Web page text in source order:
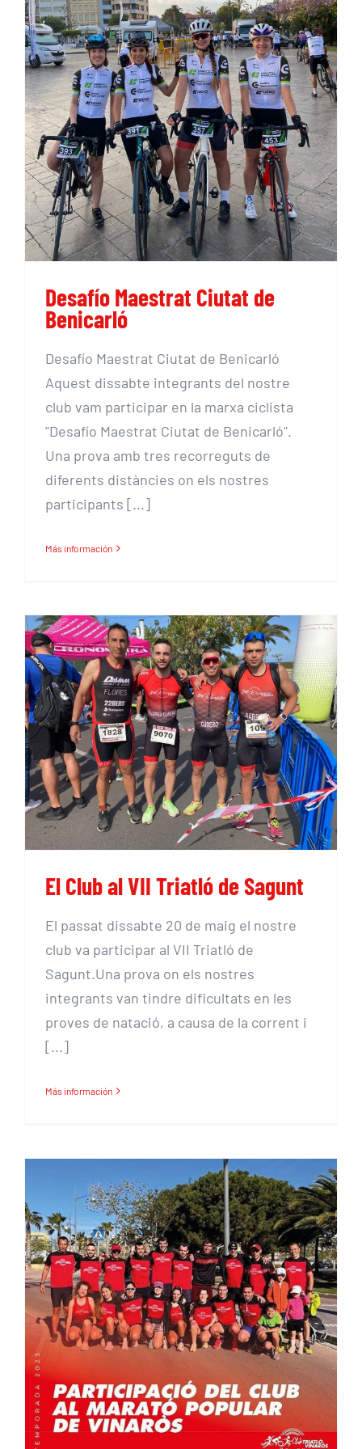
Desafío Maestrat Ciutat de
Benicarló
Desafío Maestrat Ciutat de
Benicarló
Desafío Maestrat Ciutat de Benicarló
Aquest dissabte integrants del nostre
club vam participar en la marxa ciclista
"Desafío Maestrat Ciutat de Benicarló".
Una prova amb tres recorreguts de
diferents distàncies on els nostres
participants [...]
Más información
El Club al VII Triatló de Sagunt
El Club al VII Triatló de Sagunt
El passat dissabte 20 de maig el nostre
club va participar al VII Triatló de
Sagunt.Una prova on els nostres
integrants van tindre dificultats en les
proves de natació, a causa de la corrent i
[...]
Más información
Marató popular Vinaròs 2023